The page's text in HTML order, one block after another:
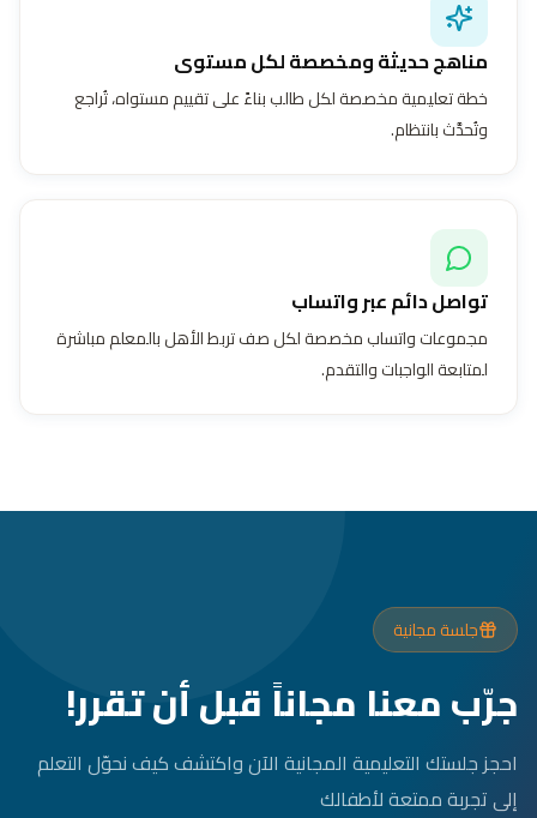
مناهج حديثة ومخصصة لكل مستوى
خطة تعليمية مخصصة لكل طالب بناءً على تقييم مستواه، تُراجع
وتُحدَّث بانتظام.
تواصل دائم عبر واتساب
مجموعات واتساب مخصصة لكل صف تربط الأهل بالمعلم مباشرة
لمتابعة الواجبات والتقدم.
جلسة مجانية
جرّب معنا مجاناً قبل أن تقرر!
احجز جلستك التعليمية المجانية الآن واكتشف كيف نحوّل التعلم
إلى تجربة ممتعة لأطفالك